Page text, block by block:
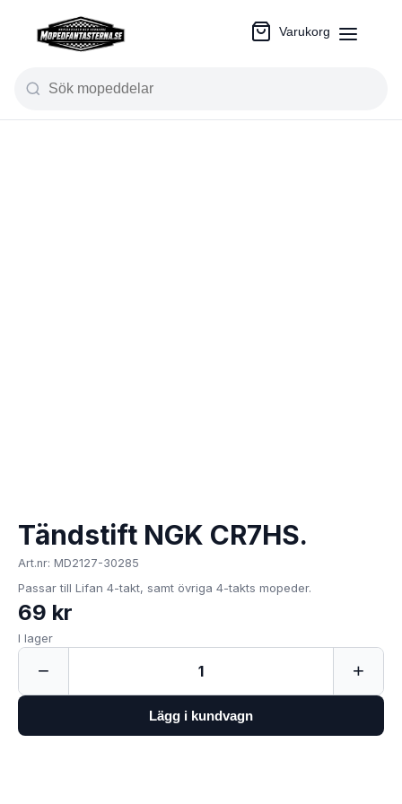
Varukorg
Tändstift NGK CR7HS.
Art.nr: MD2127-30285
Passar till Lifan 4-takt, samt övriga 4-takts mopeder.
69 kr
I lager
− 1 +
Lägg i kundvagn